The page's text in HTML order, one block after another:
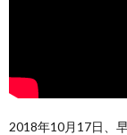
2018年10月17日、